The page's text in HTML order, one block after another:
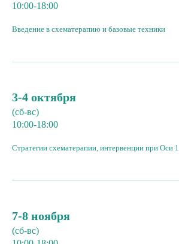
10:00-18:00
Введение в схематерапию и базовые техники
3-4 октября
(сб-вс)
10:00-18:00
Стратегии схематерапии, интервенции при Оси 1
7-8 ноября
(сб-вс)